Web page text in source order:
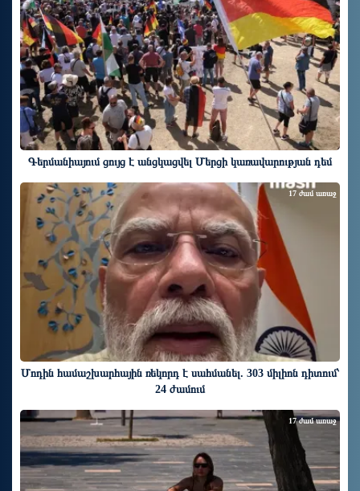
Գերմանիայում ցույց է անցկացվել Մերցի կառավարության դեմ
Մոդին համաշխարհային ռեկորդ է սահմանել. 303 միլիոն դիտում՝
24 ժամում
17 ժամ առաջ
17 ժամ առաջ